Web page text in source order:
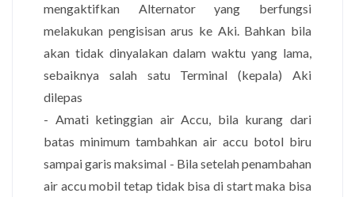
mengaktifkan Alternator yang berfungsi
melakukan pengisisan arus ke Aki. Bahkan bila
akan tidak dinyalakan dalam waktu yang lama,
sebaiknya salah satu Terminal (kepala) Aki
dilepas
- Amati ketinggian air Accu, bila kurang dari
batas minimum tambahkan air accu botol biru
sampai garis maksimal - Bila setelah penambahan
air accu mobil tetap tidak bisa di start maka bisa